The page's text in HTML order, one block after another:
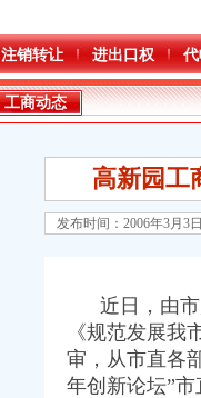
注销转让 进出口权
工商动态
高新园工
发布时间：2006年3月3
近日，由市
《规范发展
审，从市直各
年创新论坛”